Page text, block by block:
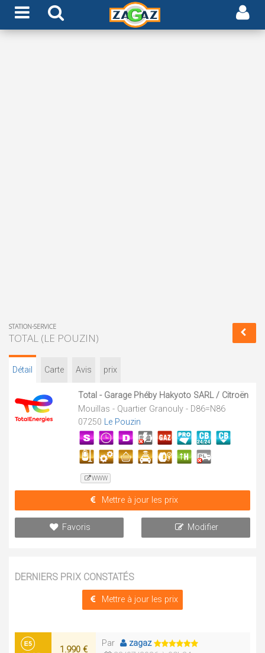
STATION-SERVICE
TOTAL (LE POUZIN)
Détail Carte Avis prix
Total - Garage Phéby Hakyoto SARL / Citroën
Mouillas - Quartier Granouly - D86=N86
07250 Le Pouzin
WWW
Mettre à jour les prix
Favoris Modifier
DERNIERS PRIX CONSTATÉS
Mettre à jour les prix
1.990 €
Par
zagaz